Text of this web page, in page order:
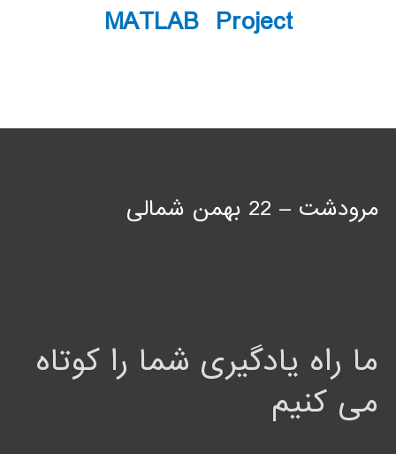
MATLAB Project
مرودشت – 22 بهمن شمالی
ما راه یادگیری شما را کوتاه
می کنیم